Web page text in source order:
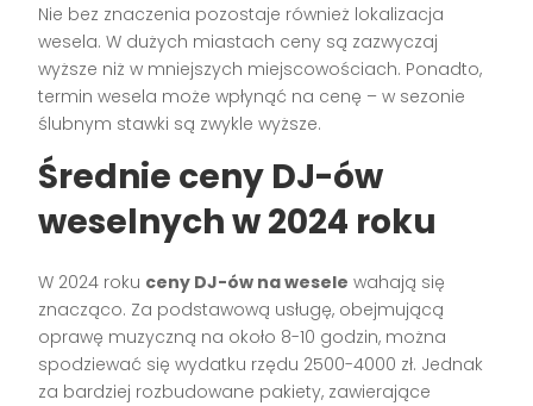
Nie bez znaczenia pozostaje również lokalizacja
wesela. W dużych miastach ceny są zazwyczaj
wyższe niż w mniejszych miejscowościach. Ponadto,
termin wesela może wpłynąć na cenę – w sezonie
ślubnym stawki są zwykle wyższe.
Średnie ceny DJ-ów
weselnych w 2024 roku
W 2024 roku ceny DJ-ów na wesele wahają się
znacząco. Za podstawową usługę, obejmującą
oprawę muzyczną na około 8-10 godzin, można
spodziewać się wydatku rzędu 2500-4000 zł. Jednak
za bardziej rozbudowane pakiety, zawierające